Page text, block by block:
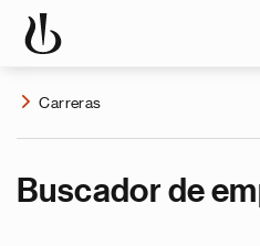
Carreras
Buscador de